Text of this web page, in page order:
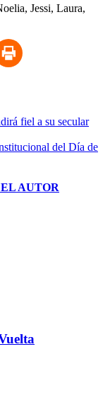
Jessi, Laura,
fiel a su secular
del Día de
AUTOR